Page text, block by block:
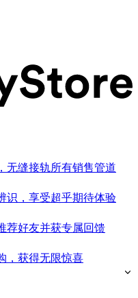
无缝接轨所有销售管道
识，享受超乎期待体验
荐好友并获专属回馈
，获得无限惊喜